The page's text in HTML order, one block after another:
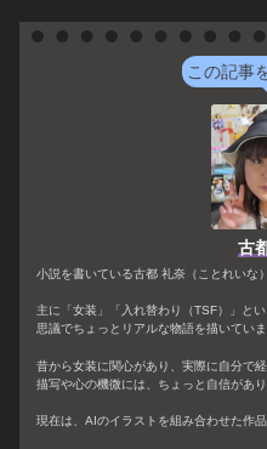
この記事
古
小説を書いている古都 礼奈（ことれいな
主に「女装」「入れ替わり（TSF）」と
思議でちょっとリアルな物語を描いていま
昔から女装に関心があり、実際に自分で
描写や心の機微には、ちょっと自信があり
現在は、AIのイラストを組み合わせた作